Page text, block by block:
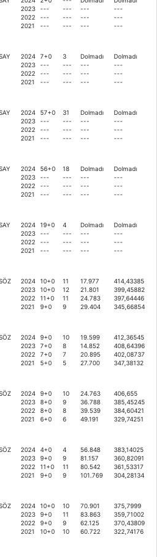
2023
2022
2021
---
---
---
---
---
---
---
---
---
---
---
---
2024
2023
2022
2021
7+0
---
---
---
3
---
---
---
Dolmadı
---
---
---
Dolmadı
---
---
---
2024
2023
2022
2021
57+0
---
---
---
31
---
---
---
Dolmadı
---
---
---
Dolmadı
---
---
---
2024
2023
2022
2021
56+0
---
---
---
18
---
---
---
Dolmadı
---
---
---
Dolmadı
---
---
---
2024
2023
2022
2021
19+0
---
---
---
4
---
---
---
Dolmadı
---
---
---
Dolmadı
---
---
---
2024
2023
2022
2021
10+0
10+0
11+0
9+0
11
12
11
9
17.977
21.801
24.783
29.404
414,43385
399,45882
397,64446
345,66854
2024
2023
2022
2021
9+0
7+0
7+0
5+0
10
8
7
5
19.599
14.852
20.895
27.700
412,36545
408,64396
402,08737
347,38132
2024
2023
2022
2021
9+0
8+0
8+0
6+0
10
9
8
6
24.763
36.788
39.539
49.191
406,655
385,45245
384,60421
329,74251
2024
2023
2022
2021
4+0
9+0
11+0
9+0
4
9
11
9
56.848
81.157
80.542
101.769
383,14025
360,82091
361,53317
304,28134
2024
2023
2022
2021
10+0
9+0
9+0
10+0
10
11
9
10
70.901
83.863
62.125
60.722
375,7999
359,71002
370,43809
322,74176